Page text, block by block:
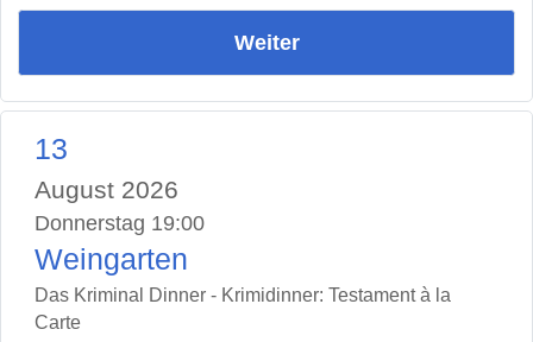
Weiter
13
August 2026
Donnerstag 19:00
Weingarten
Das Kriminal Dinner - Krimidinner: Testament à la
Carte